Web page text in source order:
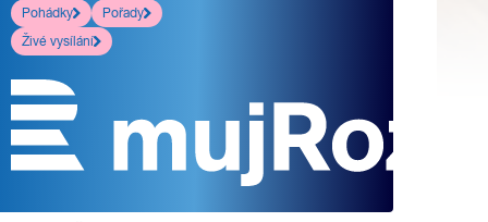
Pohádky
Pořady
Živé vysílání